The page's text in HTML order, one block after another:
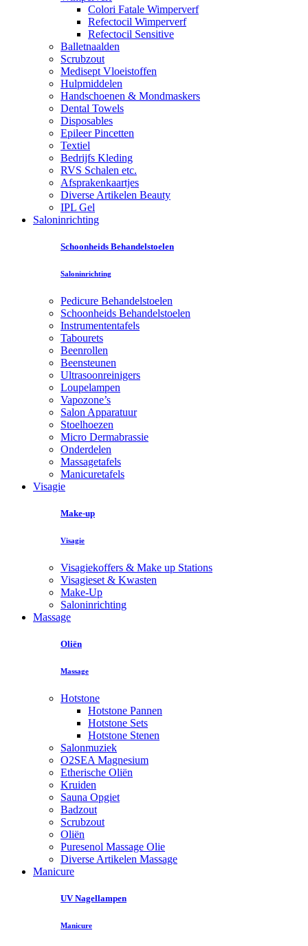
Colori Fatale Wimperverf
Refectocil Wimperverf
Refectocil Sensitive
Balletnaalden
Scrubzout
Medisept Vloeistoffen
Hulpmiddelen
Handschoenen & Mondmaskers
Dental Towels
Disposables
Epileer Pincetten
Textiel
Bedrijfs Kleding
RVS Schalen etc.
Afsprakenkaartjes
Diverse Artikelen Beauty
IPL Gel
Saloninrichting
Schoonheids Behandelstoelen
Saloninrichting
Pedicure Behandelstoelen
Schoonheids Behandelstoelen
Instrumententafels
Tabourets
Beenrollen
Beensteunen
Ultrasoonreinigers
Loupelampen
Vapozone’s
Salon Apparatuur
Stoelhoezen
Micro Dermabrassie
Onderdelen
Massagetafels
Manicuretafels
Visagie
Make-up
Visagie
Visagiekoffers & Make up Stations
Visagieset & Kwasten
Make-Up
Saloninrichting
Massage
Oliën
Massage
Hotstone
Hotstone Pannen
Hotstone Sets
Hotstone Stenen
Salonmuziek
O2SEA Magnesium
Etherische Oliën
Kruiden
Sauna Opgiet
Badzout
Scrubzout
Oliën
Puresenol Massage Olie
Diverse Artikelen Massage
Manicure
UV Nagellampen
Manicure